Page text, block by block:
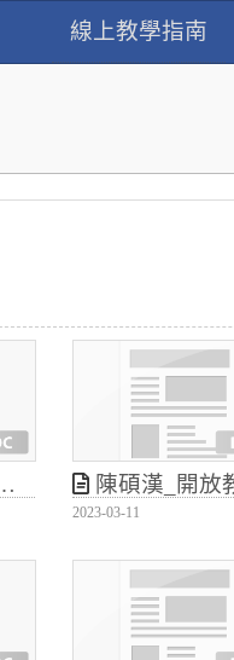
線上教學指南
陳碩漢_開放教育資源於正式課程中的導入
2023-03-11